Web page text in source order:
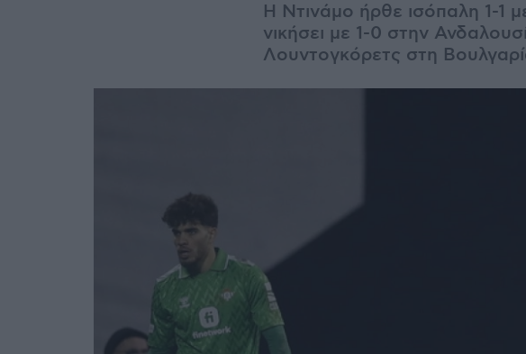
Η Ντινάμο ήρθε ισόπαλη 1-1
νικήσει με 1-0 στην
Λουντογκόρετς στη